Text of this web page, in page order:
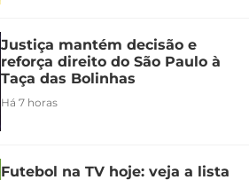
Justiça mantém decisão e
reforça direito do São Paulo à
Taça das Bolinhas
Há 7 horas
Futebol na TV hoje: veja a lista